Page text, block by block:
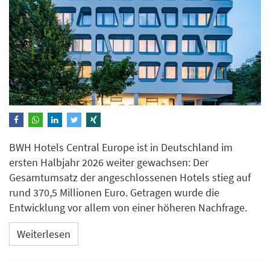
BWH Hotels Central Europe ist in Deutschland im
ersten Halbjahr 2026 weiter gewachsen: Der
Gesamtumsatz der angeschlossenen Hotels stieg auf
rund 370,5 Millionen Euro. Getragen wurde die
Entwicklung vor allem von einer höheren Nachfrage.
Weiterlesen